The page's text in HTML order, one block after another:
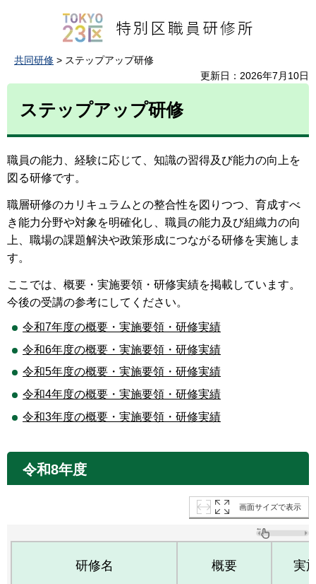
共同研修 > ステップアップ研修
更新日：2026年7月10日
ステップアップ研修
職員の能力、経験に応じて、知識の習得及び能力の向上を
図る研修です。
職層研修のカリキュラムとの整合性を図りつつ、育成すべ
き能力分野や対象を明確化し、職員の能力及び組織力の向
上、職場の課題解決や政策形成につながる研修を実施しま
す。
ここでは、概要・実施要領・研修実績を掲載しています。
今後の受講の参考にしてください。
令和7年度の概要・実施要領・研修実績
令和6年度の概要・実施要領・研修実績
令和5年度の概要・実施要領・研修実績
令和4年度の概要・実施要領・研修実績
令和3年度の概要・実施要領・研修実績
令和8年度
画面サイズで表示
研修名 概要 実